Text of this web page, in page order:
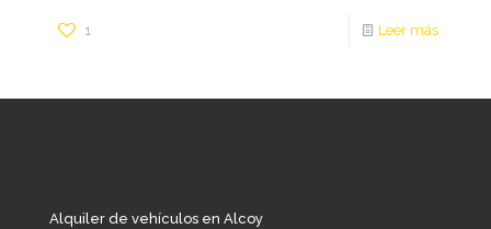
1 Leer más
Alquiler de vehículos en Alcoy